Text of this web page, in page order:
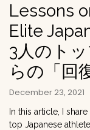
Lessons
Elite
3人のト
らの「回
December 23, 2021
In this article, I
top Japanese